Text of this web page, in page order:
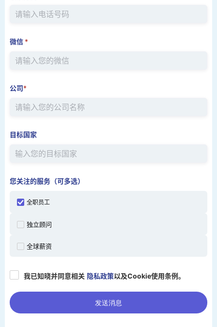
微信 *
公司*
目标国家
您关注的服务（可多选）
全职员工
独立顾问
全球薪资
我已知晓并同意相关 隐私政策以及Cookie使用条例。